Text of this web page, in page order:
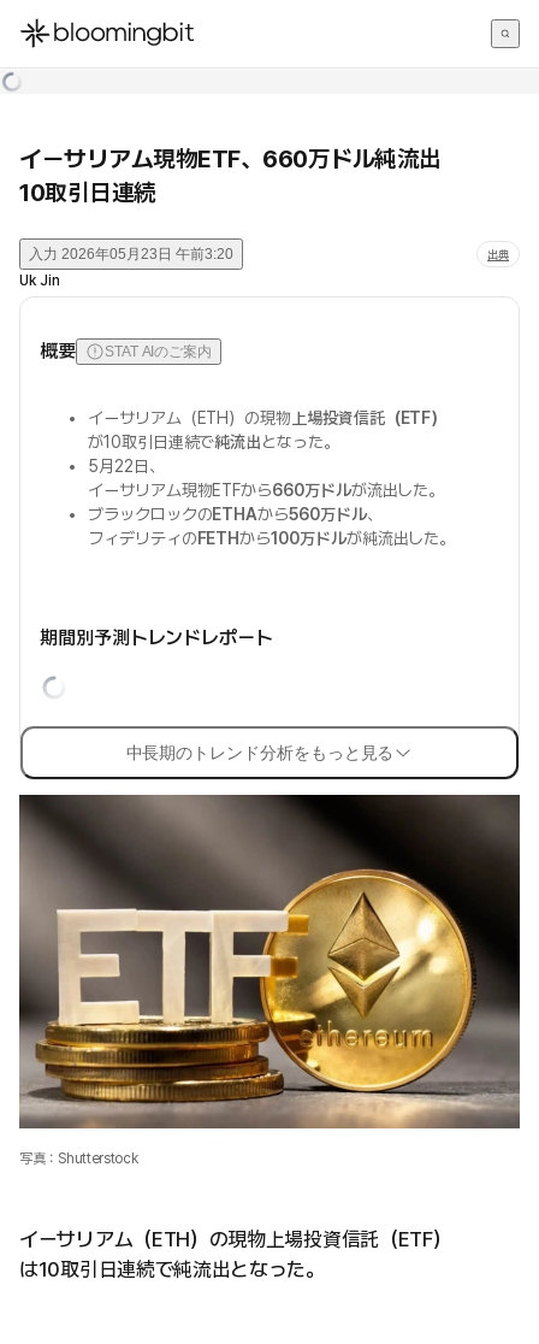
한국어
イーサリアム現物ETF、660万ドル純流出
10取引日連続
入力 2026年05月23日 午前3:20 出典
Uk Jin
概要 STAT AIのご案内
イーサリアム（ETH）の現物 上場投資信託（ETF）
が10取引日連続で純流出となった。
5月22日、
イーサリアム現物ETFから660万ドルが流出した。
ブラックロックのETHAから560万ドル、
フィデリティのFETHから100万ドルが純流出した。
期間別予測トレンドレポート
中長期のトレンド分析をもっと見る
写真：Shutterstock
イーサリアム（ETH）の現物上場投資信託（ETF）
は10取引日連続で純流出となった。